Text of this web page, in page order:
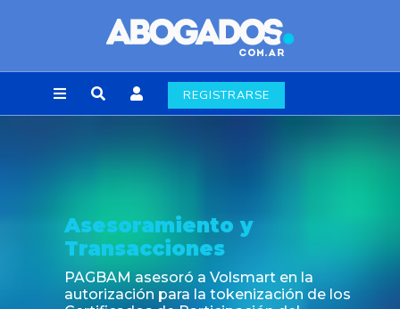
REGISTRARSE
Asesoramiento y
Transacciones
PAGBAM asesoró a Volsmart en la
autorización para la tokenización de los